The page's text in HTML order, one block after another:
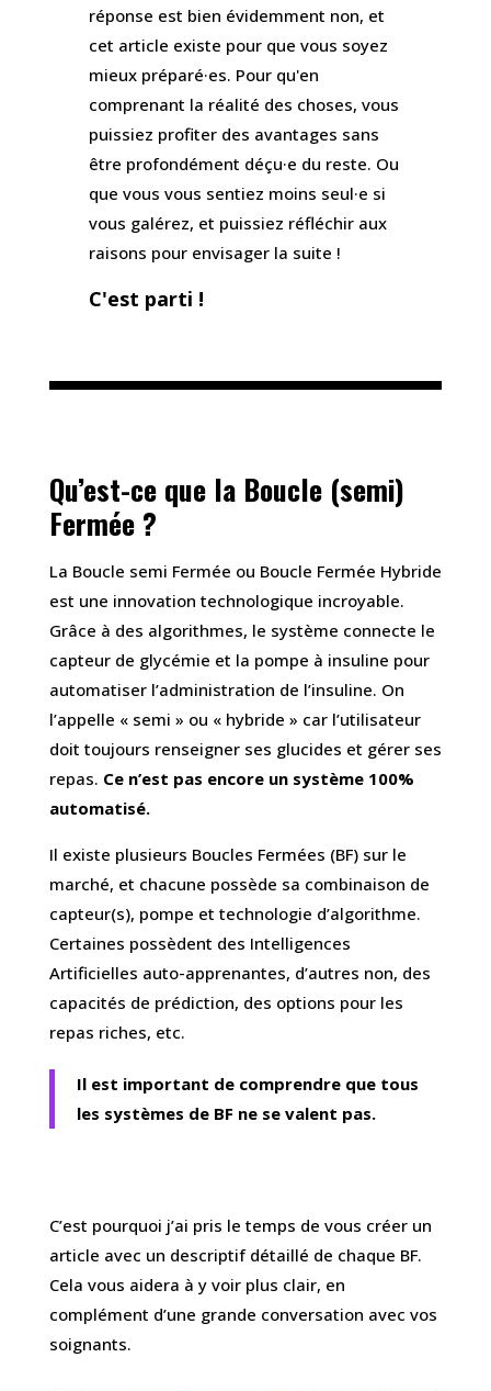
réponse est bien évidemment non, et
cet article existe pour que vous soyez
mieux préparé·es. Pour qu'en
comprenant la réalité des choses, vous
puissiez profiter des avantages sans
être profondément déçu·e du reste. Ou
que vous vous sentiez moins seul·e si
vous galérez, et puissiez réfléchir aux
raisons pour envisager la suite !
C'est parti !
Qu’est-ce que la Boucle (semi)
Fermée ?
La Boucle semi Fermée ou Boucle Fermée Hybride
est une innovation technologique incroyable.
Grâce à des algorithmes, le système connecte le
capteur de glycémie et la pompe à insuline pour
automatiser l’administration de l’insuline. On
l’appelle « semi » ou « hybride » car l’utilisateur
doit toujours renseigner ses glucides et gérer ses
repas. Ce n’est pas encore un système 100%
automatisé.
Il existe plusieurs Boucles Fermées (BF) sur le
marché, et chacune possède sa combinaison de
capteur(s), pompe et technologie d’algorithme.
Certaines possèdent des Intelligences
Artificielles auto-apprenantes, d’autres non, des
capacités de prédiction, des options pour les
repas riches, etc.
Il est important de comprendre que tous
les systèmes de BF ne se valent pas.
C’est pourquoi j’ai pris le temps de vous créer un
article avec un descriptif détaillé de chaque BF.
Cela vous aidera à y voir plus clair, en
complément d’une grande conversation avec vos
soignants.